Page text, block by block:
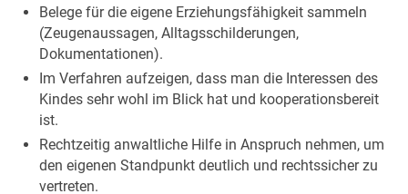
Belege für die eigene Erziehungsfähigkeit sammeln
(Zeugenaussagen, Alltagsschilderungen,
Dokumentationen).
Im Verfahren aufzeigen, dass man die Interessen des
Kindes sehr wohl im Blick hat und kooperationsbereit
ist.
Rechtzeitig anwaltliche Hilfe in Anspruch nehmen, um
den eigenen Standpunkt deutlich und rechtssicher zu
vertreten.